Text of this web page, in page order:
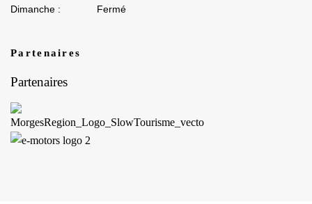
Dimanche : Fermé
Partenaires
Partenaires